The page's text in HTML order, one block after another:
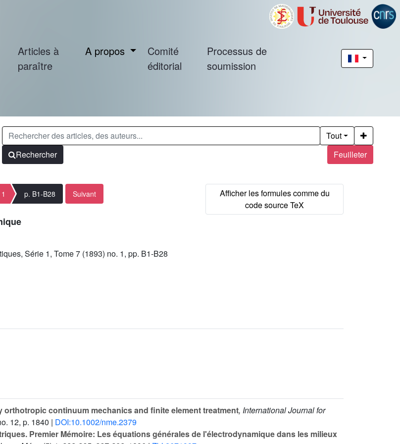
Articles à
paraître
A propos
Comité
éditorial
Processus de
soumission
Feuilleter
Tout
Rechercher
p. B1-B28 Suivant
Série 1, Tome 7 (1893) no. 1, pp. B1-B28
orthotropic continuum mechanics and finite element treatment, International Journal for
12, p. 1840 | DOI:10.1002/nme.2379
Premier Mémoire: Les équations générales de l'électrodynamique dans les milieux